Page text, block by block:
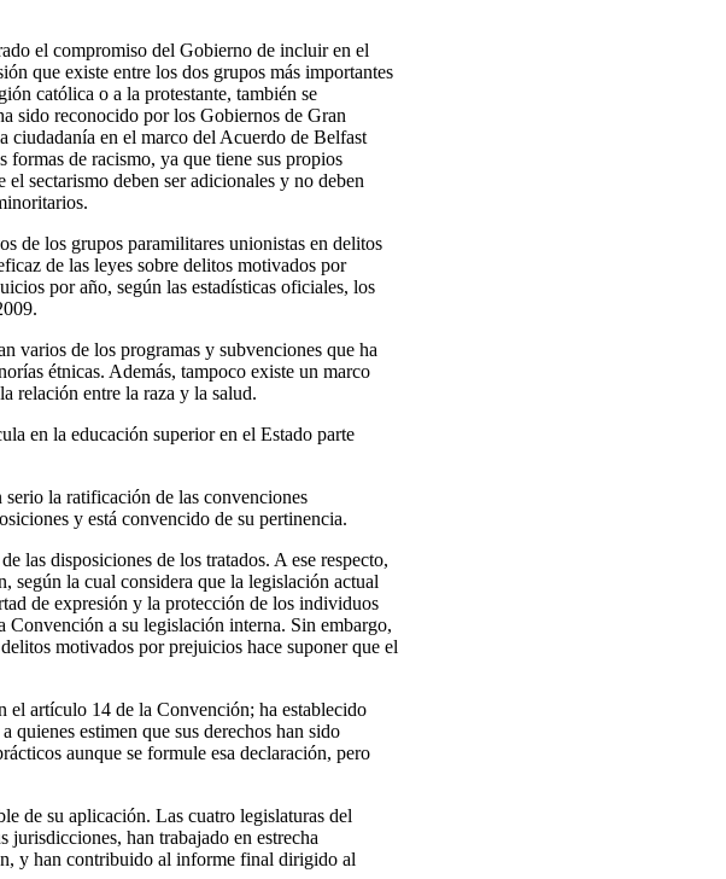
el compromiso del Gobierno de incluir en el
que existe entre los dos grupos más importantes
católica o a la protestante, también se
sido reconocido por los Gobiernos de Gran
ciudadanía en el marco del Acuerdo de Belfast
formas de racismo, ya que tiene sus propios
sectarismo deben ser adicionales y no deben
de los grupos paramilitares unionistas en delitos
de las leyes sobre delitos motivados por
por año, según las estadísticas oficiales, los
varios de los programas y subvenciones que ha
étnicas. Además, tampoco existe un marco
relación entre la raza y la salud.
en la educación superior en el Estado parte
la ratificación de las convenciones
y está convencido de su pertinencia.
las disposiciones de los tratados. A ese respecto,
la cual considera que la legislación actual
de expresión y la protección de los individuos
a su legislación interna. Sin embargo,
motivados por prejuicios hace suponer que el
artículo 14 de la Convención; ha establecido
quienes estimen que sus derechos han sido
aunque se formule esa declaración, pero
de su aplicación. Las cuatro legislaturas del
han trabajado en estrecha
y han contribuido al informe final dirigido al